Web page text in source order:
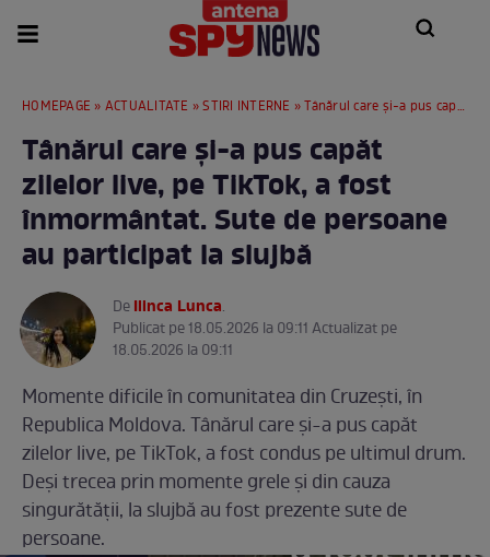
HOMEPAGE » ACTUALITATE »STIRI INTERNE » Tânărul care și-a pus capăt zilelor live, pe TikTok, a fost înmormântat. Sute de persoane au participat la slujbă
Tânărul care și-a pus capăt
zilelor live, pe TikTok, a fost
înmormântat. Sute de persoane
au participat la slujbă
DeIlinca Lunca.
Publicat pe 18.05.2026 la 09:11 Actualizat pe
18.05.2026 la 09:11
Momente dificile în comunitatea din Cruzești, în
Republica Moldova. Tânărul care și-a pus capăt
zilelor live, pe TikTok, a fost condus pe ultimul drum.
Deși trecea prin momente grele și din cauza
singurătății, la slujbă au fost prezente sute de
persoane.